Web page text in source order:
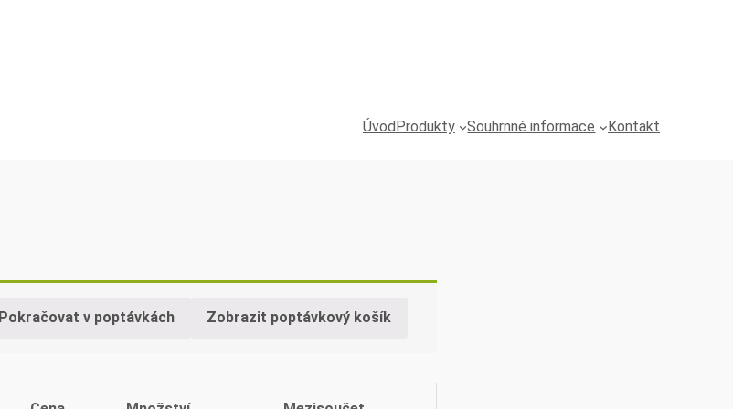
ÚvodProdukty Souhrnné informace Kontakt
Zobrazit poptávkový košík
Pokračovat v poptávkách